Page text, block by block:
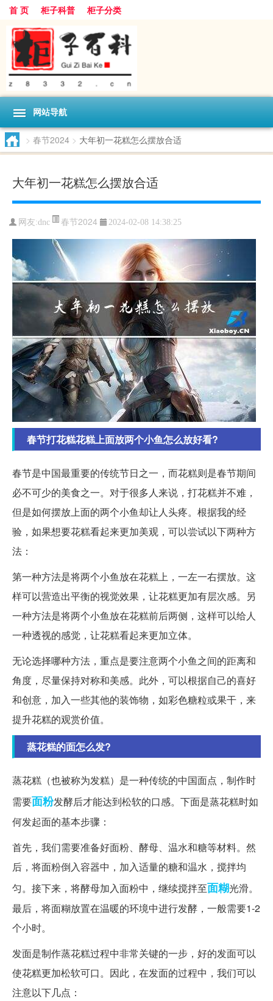
首 页 柜子科普 柜子分类
网站导航
> 春节2024 > 大年初一花糕怎么摆放合适
大年初一花糕怎么摆放合适
网友:dnc 春节2024 2024-02-08 14:38:25
春节打花糕花糕上面放两个小鱼怎么放好看?
春节是中国最重要的传统节日之一，而花糕则是春节期间
必不可少的美食之一。对于很多人来说，打花糕并不难，
但是如何摆放上面的两个小鱼却让人头疼。根据我的经
验，如果想要花糕看起来更加美观，可以尝试以下两种方
法：
第一种方法是将两个小鱼放在花糕上，一左一右摆放。这
样可以营造出平衡的视觉效果，让花糕更加有层次感。另
一种方法是将两个小鱼放在花糕前后两侧，这样可以给人
一种透视的感觉，让花糕看起来更加立体。
无论选择哪种方法，重点是要注意两个小鱼之间的距离和
角度，尽量保持对称和美感。此外，可以根据自己的喜好
和创意，加入一些其他的装饰物，如彩色糖粒或果干，来
提升花糕的观赏价值。
蒸花糕的面怎么发?
蒸花糕（也被称为发糕）是一种传统的中国面点，制作时
需要面粉发酵后才能达到松软的口感。下面是蒸花糕时如
何发起面的基本步骤：
首先，我们需要准备好面粉、酵母、温水和糖等材料。然
后，将面粉倒入容器中，加入适量的糖和温水，搅拌均
匀。接下来，将酵母加入面粉中，继续搅拌至面糊光滑。
最后，将面糊放置在温暖的环境中进行发酵，一般需要1-2
个小时。
发面是制作蒸花糕过程中非常关键的一步，好的发面可以
使花糕更加松软可口。因此，在发面的过程中，我们可以
注意以下几点：